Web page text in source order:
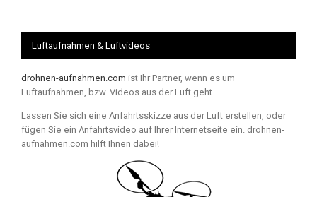
Luftaufnahmen & Luftvideos
drohnen-aufnahmen.com ist Ihr Partner, wenn es um
Luftaufnahmen, bzw. Videos aus der Luft geht.
Lassen Sie sich eine Anfahrtsskizze aus der Luft erstellen, oder
fügen Sie ein Anfahrtsvideo auf Ihrer Internetseite ein. drohnen-
aufnahmen.com hilft Ihnen dabei!